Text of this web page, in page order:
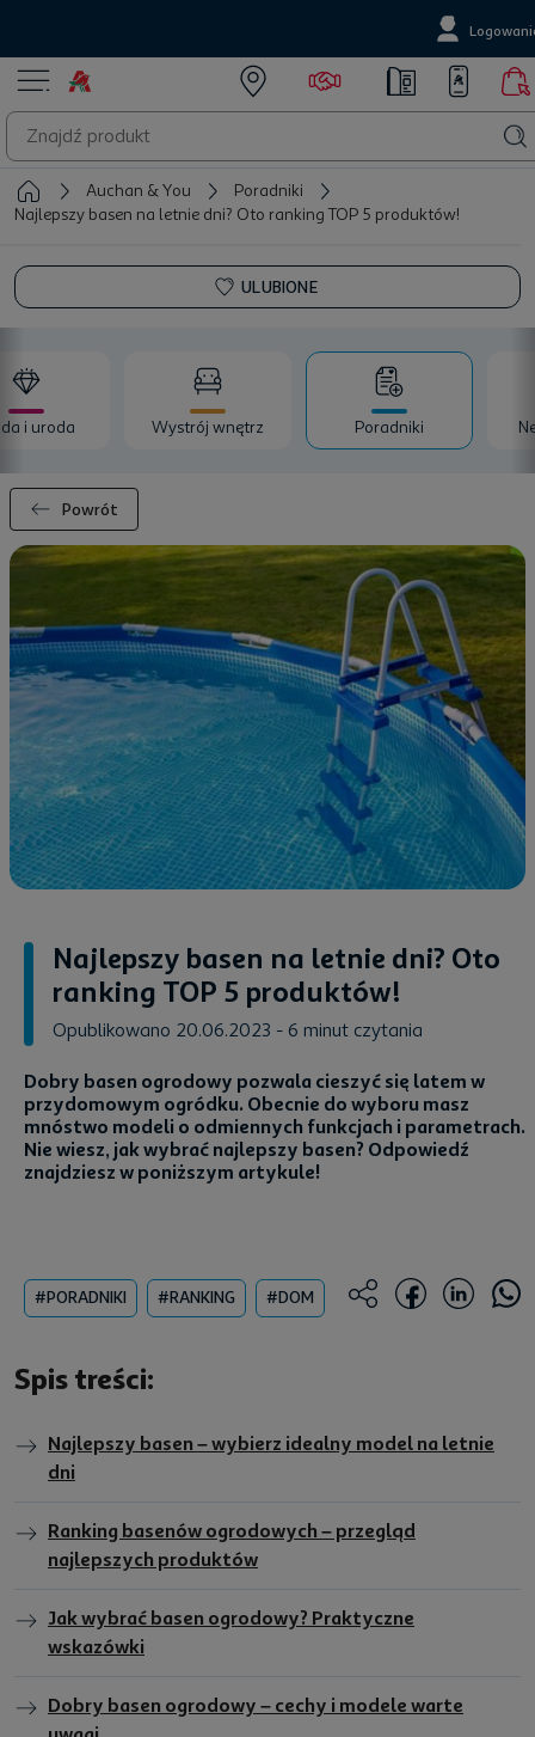
Auchan & You
Poradniki
Najlepszy basen na letnie dni? Oto ranking TOP 5 produktów!
ULUBIONE
i uroda Wystrój wnętrz Poradniki
Powrót
Najlepszy basen na letnie dni? Oto
ranking TOP 5 produktów!
Opublikowano 20.06.2023 - 6 minut czytania
Dobry basen ogrodowy pozwala cieszyć się latem w
przydomowym ogródku. Obecnie do wyboru masz
mnóstwo modeli o odmiennych funkcjach i parametrach.
Nie wiesz, jak wybrać najlepszy basen? Odpowiedź
znajdziesz w poniższym artykule!
#PORADNIKI #RANKING #DOM
Spis treści:
Najlepszy basen – wybierz idealny model na letnie
dni
Ranking basenów ogrodowych – przegląd
najlepszych produktów
Jak wybrać basen ogrodowy? Praktyczne
wskazówki
Dobry basen ogrodowy – cechy i modele warte